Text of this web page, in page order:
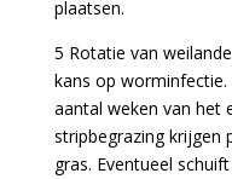
plaatsen.
5 Rotatie van
kans op
aantal weken van het
stripbegrazing krijgen
gras. Eventueel